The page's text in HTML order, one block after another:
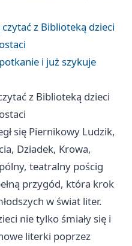
z Biblioteką dzieci
i już szykuje
z Biblioteką dzieci
się Piernikowy Ludzik,
Dziadek, Krowa,
teatralny pościg
przygód, która krok
w świat liter.
nie tylko śmiały się i
literki poprzez